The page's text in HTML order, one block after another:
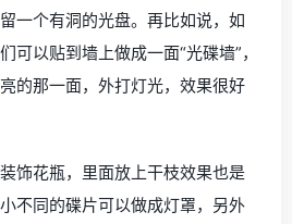
的装饰品。 将废旧光盘剪成碎
花盆或者纸巾盒上，都非常个
开丰富的想象力，没有做不到只
作成纸巾盒这样特别实用的家用
出自己喜欢的布料，然后顺着光